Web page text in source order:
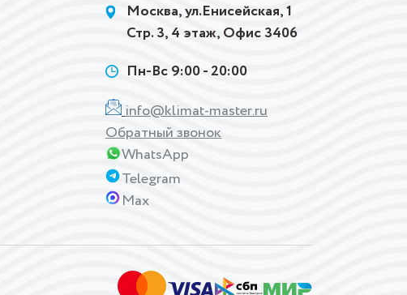
Москва, ул.Енисейская, 1
Стр. 3, 4 этаж, Офис 3406
Пн-Вс 9:00 - 20:00
info@klimat-master.ru
Обратный звонок
WhatsApp
Telegram
Max